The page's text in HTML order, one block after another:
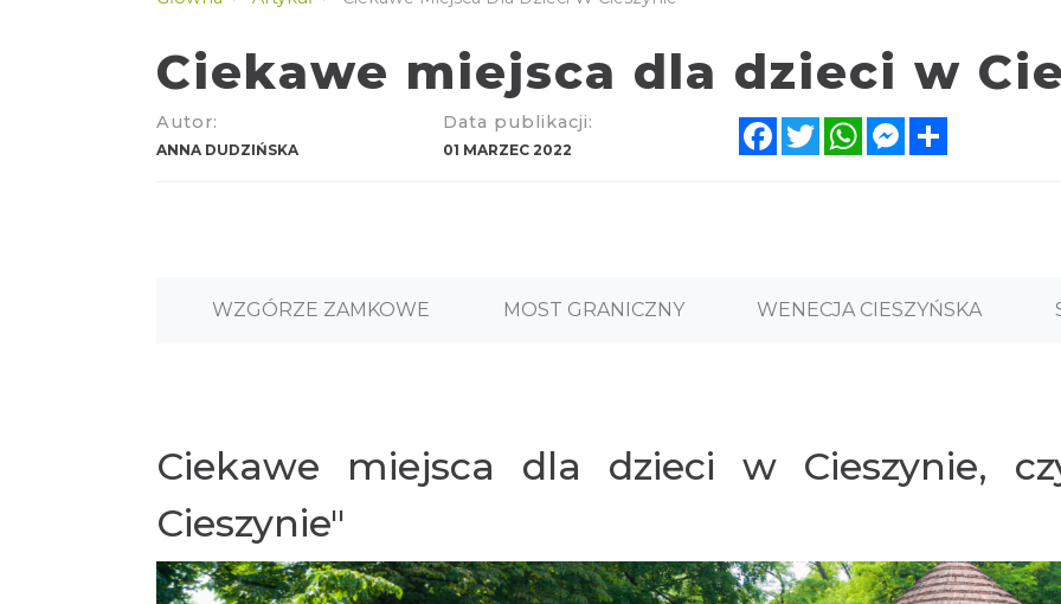
Ciekawe miejsca dla dzieci w
Autor:
ANNA DUDZIŃSKA
Data publikacji:
01 MARZEC 2022
FacebookTwitterWhatsAppMessenger
WZGÓRZE ZAMKOWE MOST GRANICZNY WENECJA CIESZYŃSKA
Ciekawe miejsca dla dzieci w Cieszynie,
Cieszynie"